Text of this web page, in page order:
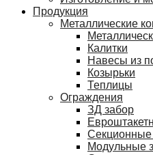
Продукция
Металлические
Калитки
Навесы из
Козырьки
Теплицы
Ограждения
ЗД забор
Модульные